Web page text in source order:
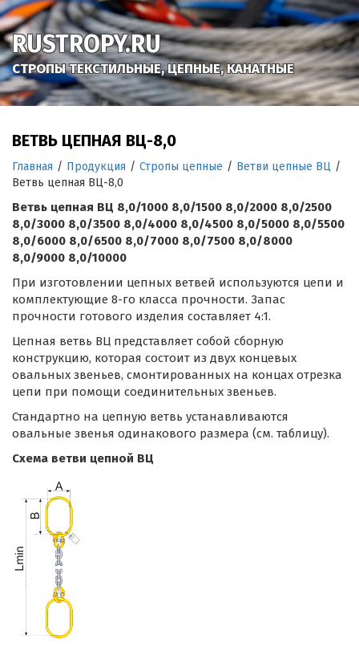
RUSTROPY.RU
СТРОПЫ ТЕКСТИЛЬНЫЕ, ЦЕПНЫЕ, КАНАТНЫЕ
ВЕТВЬ ЦЕПНАЯ ВЦ-8,0
Главная / Продукция / Стропы цепные / Ветви цепные ВЦ /
Ветвь цепная ВЦ-8,0
Ветвь цепная ВЦ 8,0/1000 8,0/1500 8,0/2000 8,0/2500
8,0/3000 8,0/3500 8,0/4000 8,0/4500 8,0/5000 8,0/5500
8,0/6000 8,0/6500 8,0/7000 8,0/7500 8,0/8000
8,0/9000 8,0/10000
При изготовлении цепных ветвей используются цепи и
комплектующие 8-го класса прочности. Запас
прочности готового изделия составляет 4:1.
Цепная ветвь ВЦ представляет собой сборную
конструкцию, которая состоит из двух концевых
овальных звеньев, смонтированных на концах отрезка
цепи при помощи соединительных звеньев.
Стандартно на цепную ветвь устанавливаются
овальные звенья одинакового размера (см. таблицу).
Схема ветви цепной ВЦ